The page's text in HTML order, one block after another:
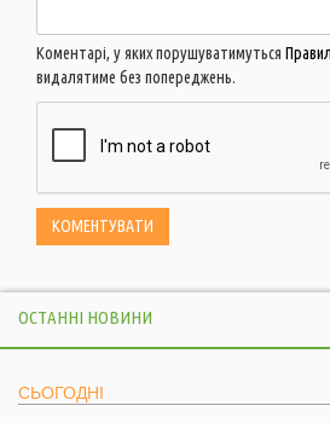
Коментарі, у яких порушуватимуться
видалятиме без попереджень.
ОСТАННІ НОВИНИ
СЬОГОДНІ